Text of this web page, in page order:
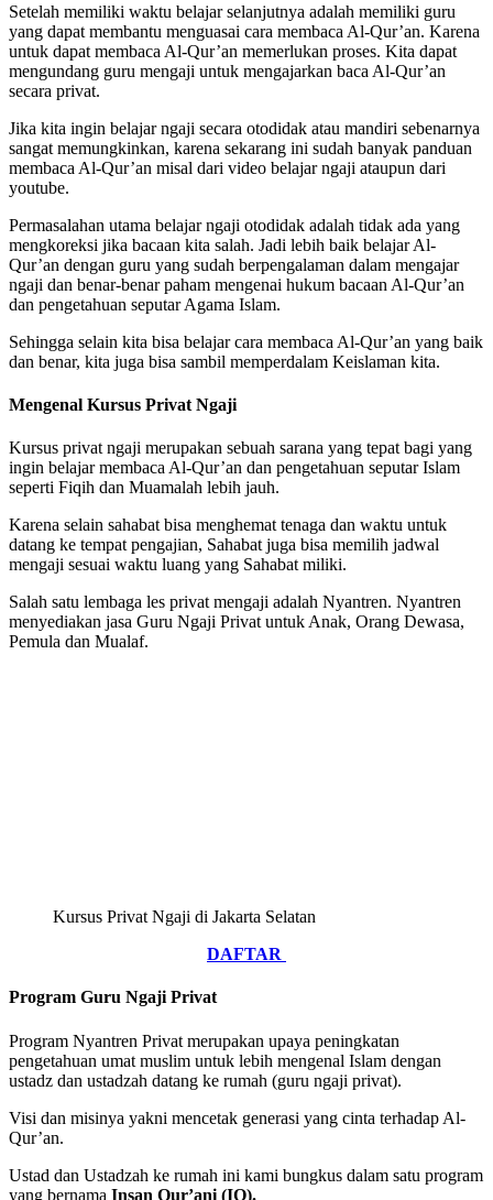
Setelah memiliki waktu belajar selanjutnya adalah memiliki guru
yang dapat membantu menguasai cara membaca Al-Qur’an. Karena
untuk dapat membaca Al-Qur’an memerlukan proses. Kita dapat
mengundang guru mengaji untuk mengajarkan baca Al-Qur’an
secara privat.
Jika kita ingin belajar ngaji secara otodidak atau mandiri sebenarnya
sangat memungkinkan, karena sekarang ini sudah banyak panduan
membaca Al-Qur’an misal dari video belajar ngaji ataupun dari
youtube.
Permasalahan utama belajar ngaji otodidak adalah tidak ada yang
mengkoreksi jika bacaan kita salah. Jadi lebih baik belajar Al-
Qur’an dengan guru yang sudah berpengalaman dalam mengajar
ngaji dan benar-benar paham mengenai hukum bacaan Al-Qur’an
dan pengetahuan seputar Agama Islam.
Sehingga selain kita bisa belajar cara membaca Al-Qur’an yang baik
dan benar, kita juga bisa sambil memperdalam Keislaman kita.
Mengenal Kursus Privat Ngaji
Kursus privat ngaji merupakan sebuah sarana yang tepat bagi yang
ingin belajar membaca Al-Qur’an dan pengetahuan seputar Islam
seperti Fiqih dan Muamalah lebih jauh.
Karena selain sahabat bisa menghemat tenaga dan waktu untuk
datang ke tempat pengajian, Sahabat juga bisa memilih jadwal
mengaji sesuai waktu luang yang Sahabat miliki.
Salah satu lembaga les privat mengaji adalah Nyantren. Nyantren
menyediakan jasa Guru Ngaji Privat untuk Anak, Orang Dewasa,
Pemula dan Mualaf.
Kursus Privat Ngaji di Jakarta Selatan
DAFTAR
Program Guru Ngaji Privat
Program Nyantren Privat merupakan upaya peningkatan
pengetahuan umat muslim untuk lebih mengenal Islam dengan
ustadz dan ustadzah datang ke rumah (guru ngaji privat).
Visi dan misinya yakni mencetak generasi yang cinta terhadap Al-
Qur’an.
Ustad dan Ustadzah ke rumah ini kami bungkus dalam satu program
yang bernama Insan Qur’ani (IQ).